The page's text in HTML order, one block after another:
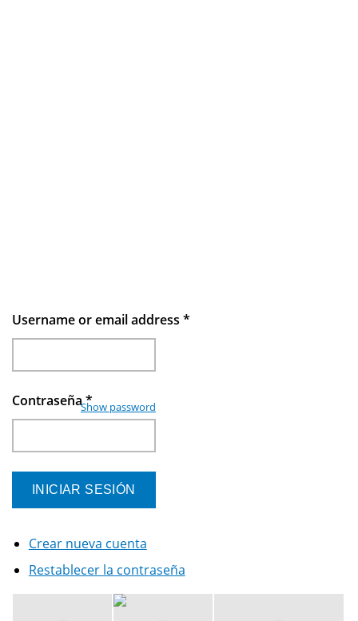
Username or email address *
Contraseña*
Show password
Crear nueva cuenta
Restablecer la contraseña